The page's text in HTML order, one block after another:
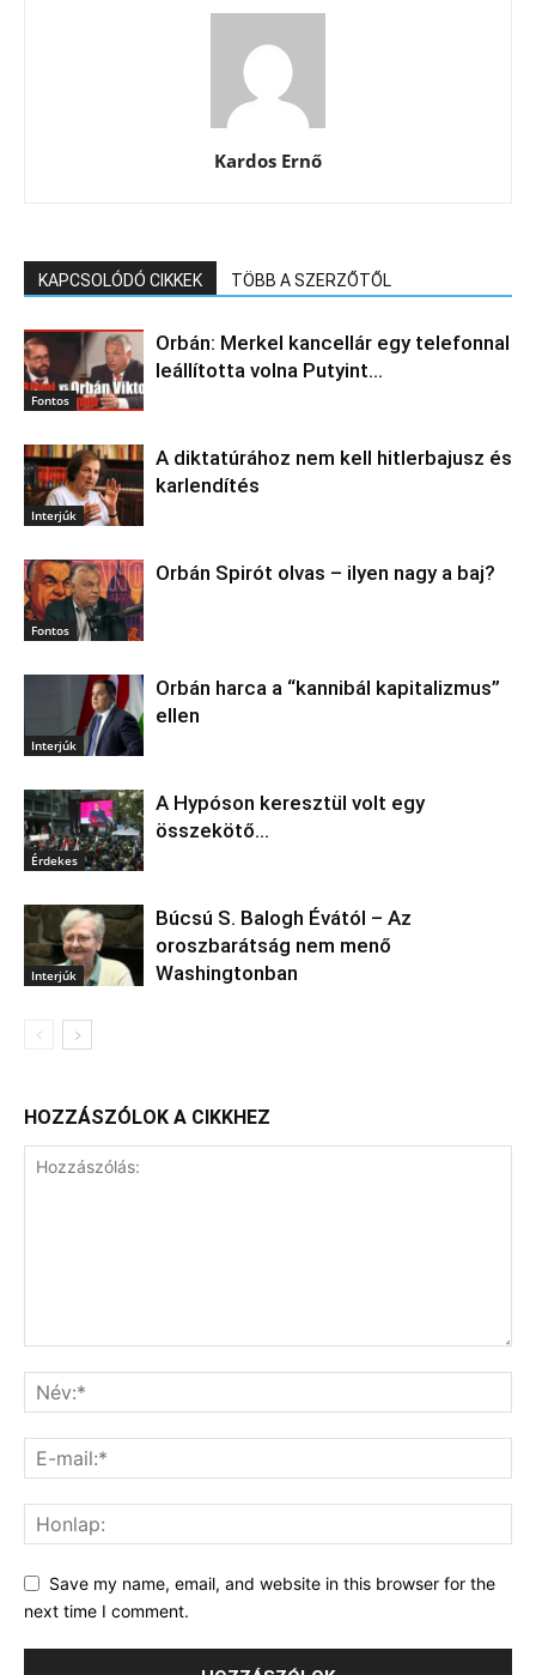
Kardos Ernő
KAPCSOLÓDÓ CIKKEK TÖBB A SZERZŐTŐL
Fontos
Orbán: Merkel kancellár egy telefonnal
leállította volna Putyint…
Interjúk
A diktatúrához nem kell hitlerbajusz és
karlendítés
Fontos
Orbán Spirót olvas – ilyen nagy a baj?
Interjúk
Orbán harca a “kannibál kapitalizmus”
ellen
Érdekes
A Hypóson keresztül volt egy
összekötő…
Interjúk
Búcsú S. Balogh Évától – Az
oroszbarátság nem menő
Washingtonban
HOZZÁSZÓLOK A CIKKHEZ
Save my name, email, and website in this browser for the
next time I comment.